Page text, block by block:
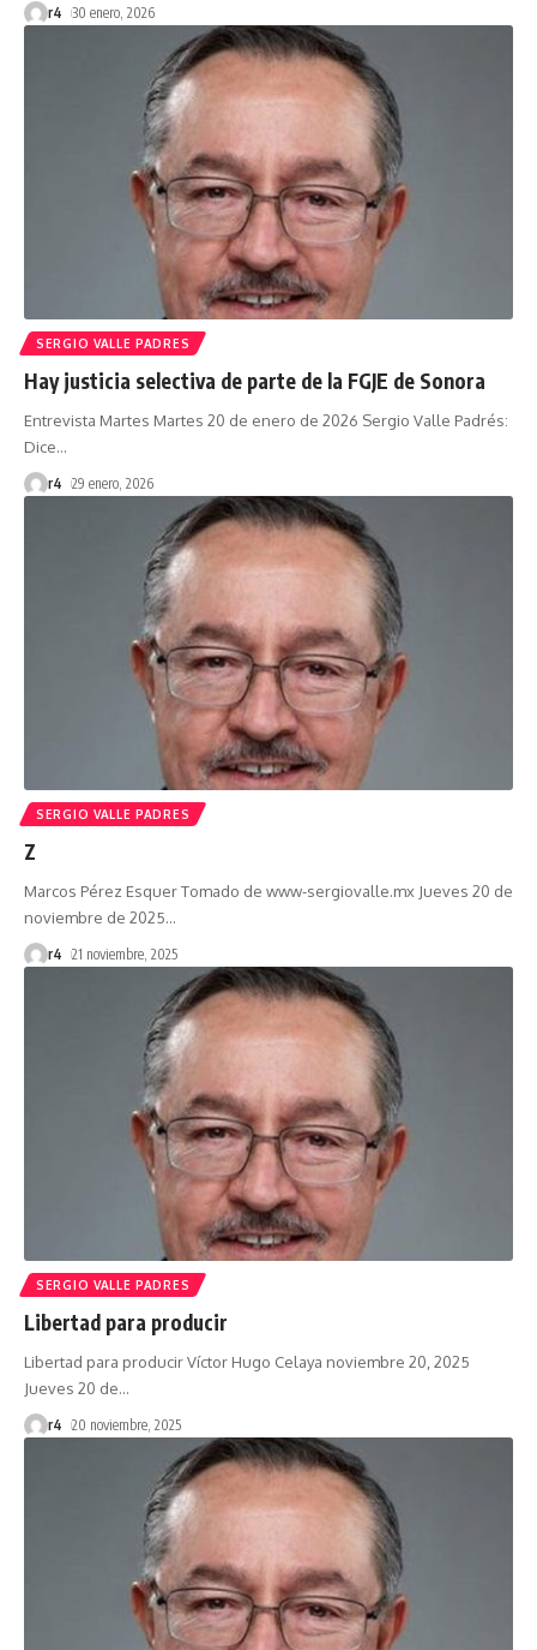
r4 30 enero, 2026
SERGIO VALLE PADRES
Hay justicia selectiva de parte de la FGJE de Sonora
Entrevista Martes Martes 20 de enero de 2026 Sergio Valle Padrés:
Dice…
r4 29 enero, 2026
SERGIO VALLE PADRES
Z
Marcos Pérez Esquer Tomado de www-sergiovalle.mx Jueves 20 de
noviembre de 2025…
r4 21 noviembre, 2025
SERGIO VALLE PADRES
Libertad para producir
Libertad para producir Víctor Hugo Celaya noviembre 20, 2025
Jueves 20 de…
r4 20 noviembre, 2025